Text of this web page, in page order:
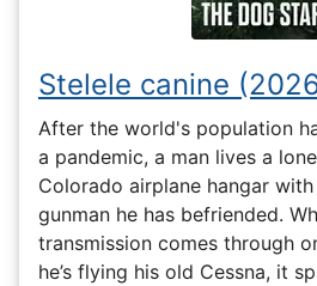
Stelele canine
After the world's population
a pandemic, a man lives a
Colorado airplane hangar
gunman he has befriended.
transmission comes through
he’s flying his old Cessna, it